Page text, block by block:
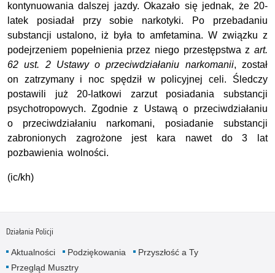
kontynuowania dalszej jazdy. Okazało się jednak, że 20-
latek posiadał przy sobie narkotyki. Po przebadaniu
substancji ustalono, iż była to amfetamina. W związku z
podejrzeniem popełnienia przez niego przestępstwa z art.
62 ust. 2 Ustawy o przeciwdziałaniu narkomanii, został
on zatrzymany i noc spędził w policyjnej celi. Śledczy
postawili już 20-latkowi zarzut posiadania substancji
psychotropowych. Zgodnie z Ustawą o przeciwdziałaniu
o przeciwdziałaniu narkomani, posiadanie substancji
zabronionych zagrożone jest kara nawet do 3 lat
pozbawienia wolności.
(ic/kh)
Działania Policji
Aktualności Podziękowania
Przyszłość a Ty
Przegląd Musztry